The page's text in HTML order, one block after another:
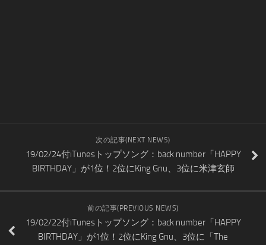
次の記事(NEXT NEWS)
19/02/24付iTunesトップソング：back number「HAPPY
BIRTHDAY」が1位！2位にKing Gnu、3位に米津玄師
前の記事(PREVIOUS NEWS)
19/02/22付iTunesトップソング：back number「HAPPY
BIRTHDAY」が1位！2位にKing Gnu、3位に「The